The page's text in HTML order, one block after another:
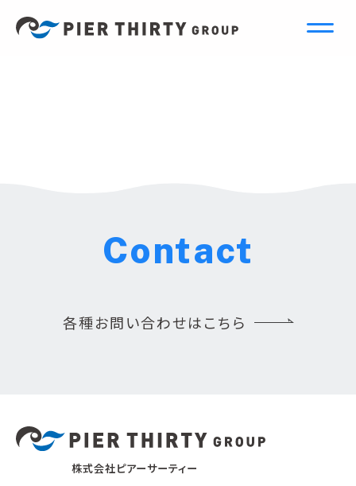
Contact
各種お問い合わせはこちら
株式会社ピアーサーティー